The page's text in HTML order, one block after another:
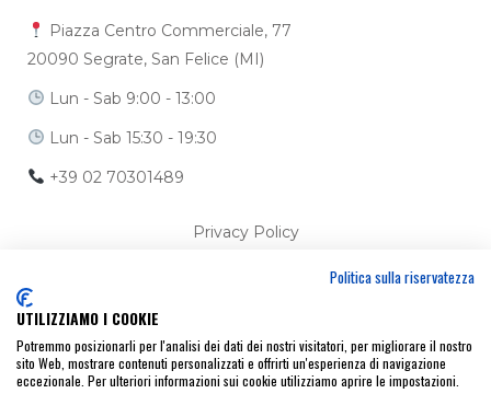
Piazza Centro Commerciale, 77
20090 Segrate, San Felice (MI)
Lun - Sab 9:00 - 13:00
Lun - Sab 15:30 - 19:30
+39 02 70301489
Privacy Policy
Ci trovi anche su
Politica sulla riservatezza
UTILIZZIAMO I COOKIE
Potremmo posizionarli per l'analisi dei dati dei nostri visitatori, per migliorare il nostro
sito Web, mostrare contenuti personalizzati e offrirti un'esperienza di navigazione
eccezionale. Per ulteriori informazioni sui cookie utilizziamo aprire le impostazioni.